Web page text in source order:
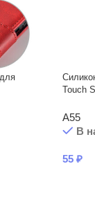
Touch
A55
В
55 ₽